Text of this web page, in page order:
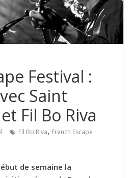
Festival :
Saint
Fil Bo Riva
Fil Bo Riva, French Escape
de semaine la